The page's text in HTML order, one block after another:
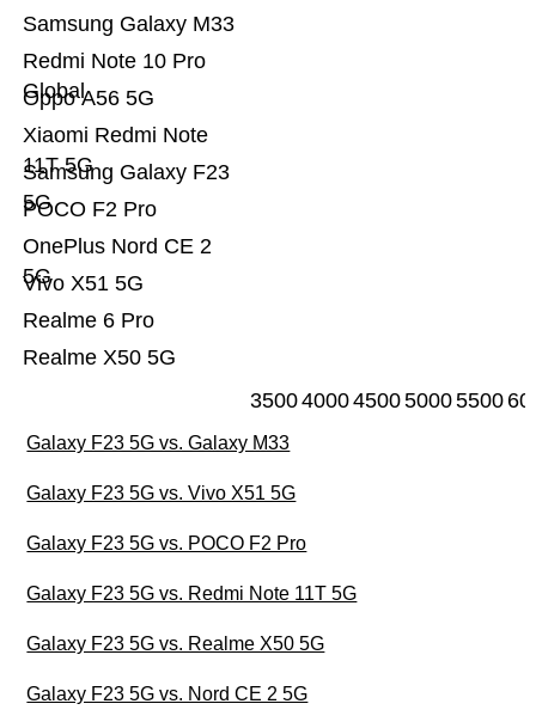
Realme X50 5G
Realme 6 Pro
Vivo X51 5G
OnePlus Nord CE 2
5G
POCO F2 Pro
Samsung Galaxy F23
5G
Xiaomi Redmi Note
11T 5G
Oppo A56 5G
Redmi Note 10 Pro
Global
Samsung Galaxy M33
35004000450050005500
Galaxy F23 5G vs. Galaxy M33
Galaxy F23 5G vs. Vivo X51 5G
Galaxy F23 5G vs. POCO F2 Pro
Galaxy F23 5G vs. Redmi Note 11T 5G
Galaxy F23 5G vs. Realme X50 5G
Galaxy F23 5G vs. Nord CE 2 5G